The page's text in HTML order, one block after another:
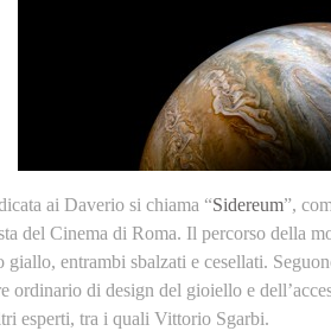
ai Daverio si chiama “Sidereum”,
del Cinema di Roma. Il percorso della
giallo, entrambi sbalzati e cesellati.
ordinario di design del gioiello e
esperti, tra i quali Vittorio Sgarbi.